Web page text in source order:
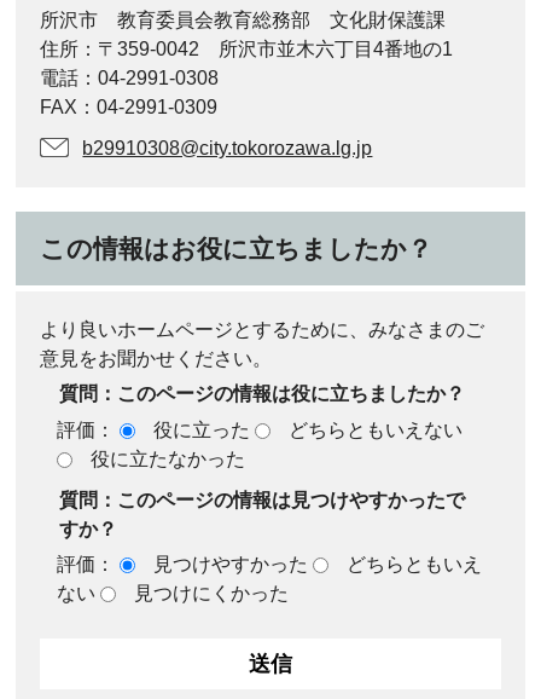
所沢市 教育委員会教育総務部 文化財保護課
住所：〒359-0042 所沢市並木六丁目4番地の1
電話：04-2991-0308
FAX：04-2991-0309
b29910308@city.tokorozawa.lg.jp
この情報はお役に立ちましたか？
より良いホームページとするために、みなさまのご
意見をお聞かせください。
質問：このページの情報は役に立ちましたか？
評価：
役に立った
どちらともいえない
役に立たなかった
質問：このページの情報は見つけやすかったで
すか？
評価：
見つけやすかった
どちらともいえ
ない
見つけにくかった